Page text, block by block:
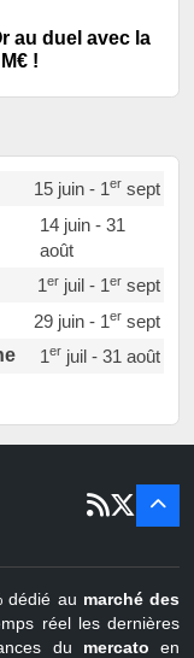
au duel avec la
!
15 juin - 1ersept
14 juin - 31
août
1erjuil - 1ersept
29 juin - 1ersept
1erjuil - 31 août
22 juin - 2 sept
juil - 31
dédié au marché des
réel les dernières
du mercato en